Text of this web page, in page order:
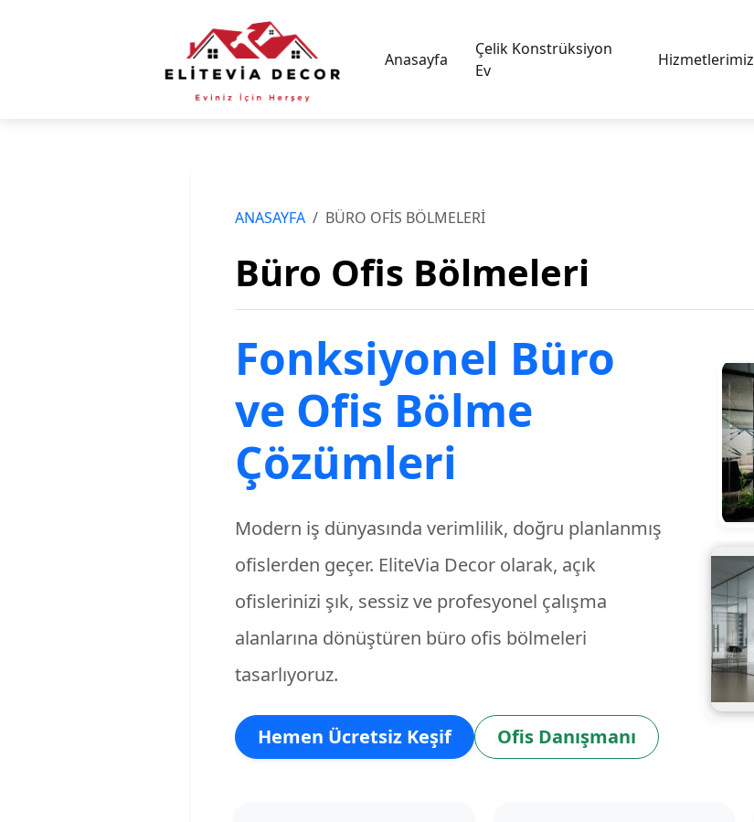
Anasayfa
Çelik Konstrüksiyon
Ev
Hizmetlerimiz
ANASAYFA BÜRO OFIS BÖLMELERI
Büro Ofis Bölmeleri
Fonksiyonel Büro
ve Ofis Bölme
Çözümleri
Modern iş dünyasında verimlilik, doğru planlanmış
ofislerden geçer. EliteVia Decor olarak, açık
ofislerinizi şık, sessiz ve profesyonel çalışma
alanlarına dönüştüren büro ofis bölmeleri
tasarlıyoruz.
Hemen Ücretsiz Keşif Ofis Danışmanı